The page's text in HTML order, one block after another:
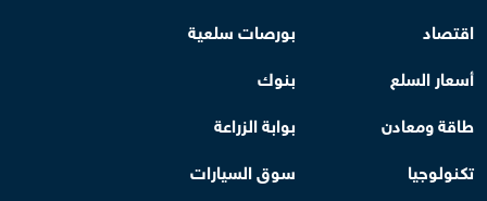
اقتصاد
بورصات سلعية
أسعار السلع
بنوك
طاقة ومعادن
بوابة الزراعة
تكنولوجيا
سوق السيارات